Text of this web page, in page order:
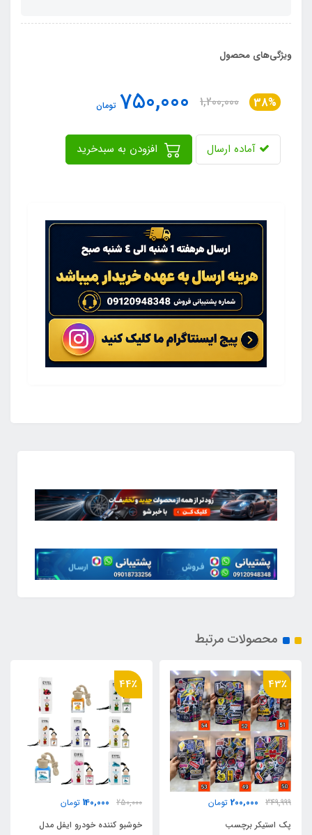
ویژگی‌های محصول
38%
1,200,000
750,000 تومان
آماده ارسال
محصولات مرتبط
44٪
250,000
140,000 تومان
خوشبو کننده خودرو ایفل مدل
19٪
550,000
450,000 تومان